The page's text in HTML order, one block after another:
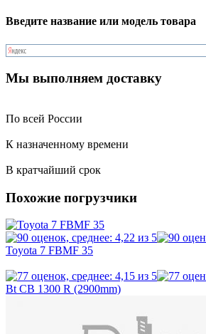
Введите название или модель товара
Мы выполняем доставку
По всей России
К назначенному времени
В кратчайший срок
Похожие погрузчики
Toyota 7 FBMF 35
Bt CB 1300 R (2900mm)